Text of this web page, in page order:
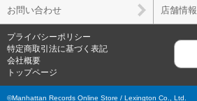
お問い合わせ 店舗情報
プライバシーポリシー
特定商取引法に基づく表記
会社概要
トップページ
©Manhattan Records Online Store / Lexington Co., Ltd.